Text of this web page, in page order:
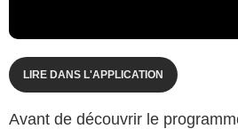
LIRE DANS L'APPLICATION
Avant de découvrir le